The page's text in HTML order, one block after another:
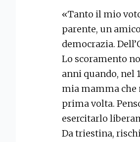
«Tanto il mio
parente, un
democrazia.
Lo scoramento
anni quando, nel
mia mamma che
prima volta.
esercitarlo
Da triestina,